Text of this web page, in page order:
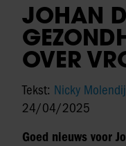
JOHAN
OVER
Tekst: Nicky
24/04/2025
Goed nieuws voor